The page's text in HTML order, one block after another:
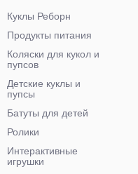
Куклы Реборн
Продукты питания
Коляски для кукол и
пупсов
Детские куклы и
пупсы
Батуты для детей
Ролики
Интерактивные
игрушки